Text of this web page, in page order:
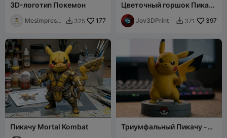
3D-логотип Покемон
Mesimpressi
 325 177
Цветочный горшок Пикачу
- Многоцветный
Jov3DPrint  371 397
Пикачу Mortal Kombat
Триумфальный Пикачу -